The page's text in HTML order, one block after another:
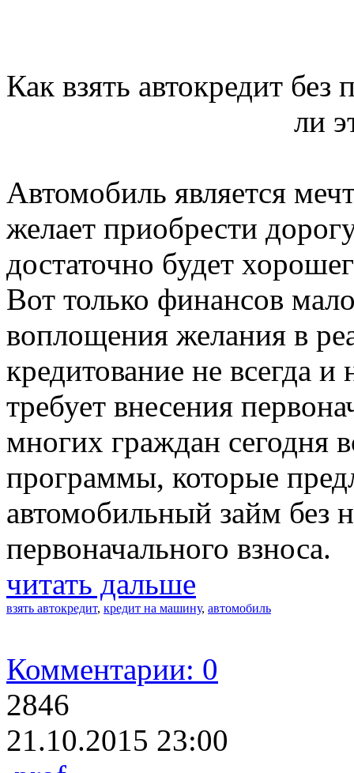
Как взять автокредит без
ли
Автомобиль является
желает приобрести
достаточно будет
Вот только финансов
воплощения желания в
кредитование не всегда и
требует внесения
многих граждан сегодня
программы, которые
автомобильный займ без
первоначального взноса.
читать дальше
взять автокредит, кредит на машину, автомобиль
Комментарии: 0
2846
21.10.2015 23:00